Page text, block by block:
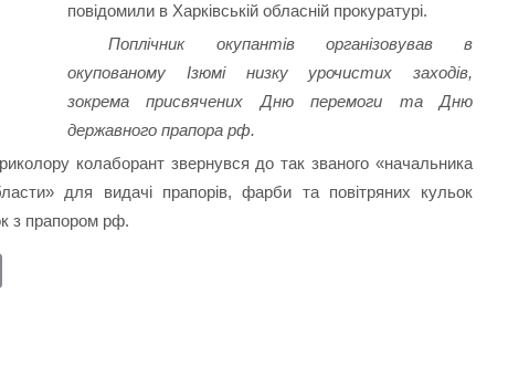
повідомили в Харківській обласній прокуратурі.
Поплічник окупантів організовував в
окупованому Ізюмі низку урочистих заходів,
зокрема присвячених Дню перемоги та Дню
державного прапора рф.
колаборант звернувся до так званого «начальника
для видачі прапорів, фарби та повітряних кульок
з прапором рф.